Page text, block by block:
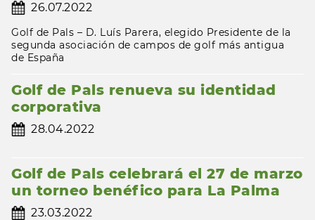
26.07.2022
Golf de Pals – D. Luís Parera, elegido Presidente de la
segunda asociación de campos de golf más antigua
de España
Golf de Pals renueva su identidad
corporativa
28.04.2022
Golf de Pals celebrará el 27 de marzo
un torneo benéfico para La Palma
23.03.2022